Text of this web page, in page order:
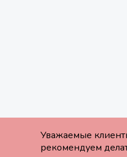
Уважаемые
рекомендуем